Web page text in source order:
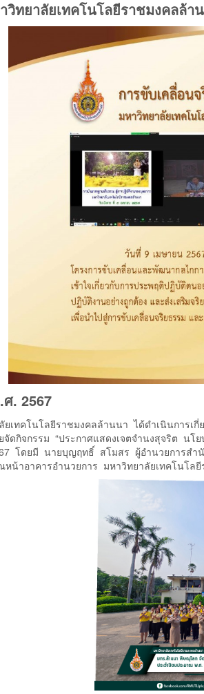
วิทยาลัยเทคโนโลยีราชมงคลล้
. 2567
ยเทคโนโลยีราชมงคลล้านนา ได้ดำเนินการ
ยจัดกิจกรรม “ประกาศแสดงเจตจำนงสุจริต
โดยมี นายบุญฤทธิ์ สโมสร ผู้อำนวยการส
น้าอาคารอำนวยการ มหาวิทยาลัยเทคโนโ